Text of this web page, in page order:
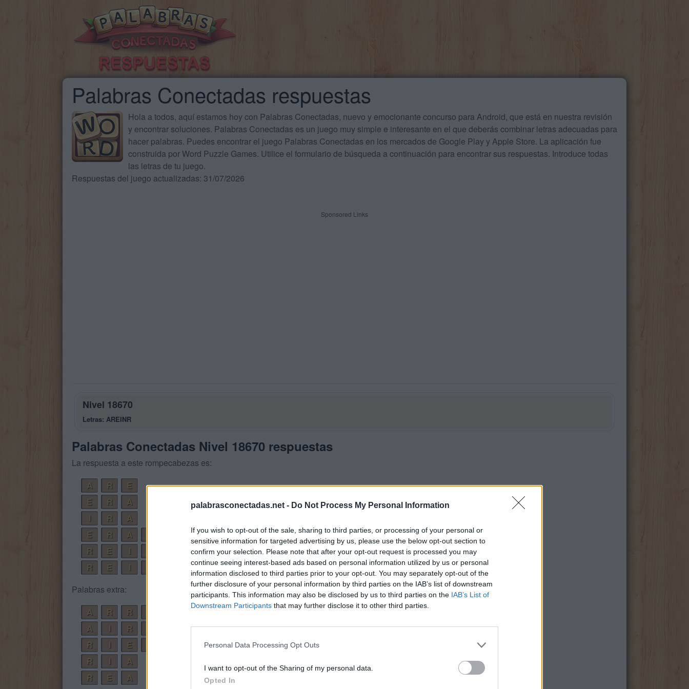
palabrasconectadas.net - Do Not Process My Personal Information
If you wish to opt-out of the sale, sharing to third parties, or processing of your personal or
sensitive information for targeted advertising by us, please use the below opt-out section to
confirm your selection. Please note that after your opt-out request is processed you may
continue seeing interest-based ads based on personal information utilized by us or personal
information disclosed to third parties prior to your opt-out. You may separately opt-out of the
further disclosure of your personal information by third parties on the IAB’s list of downstream
participants. This information may also be disclosed by us to third parties on the IAB’s List of
Downstream Participants that may further disclose it to other third parties.
Personal Data Processing Opt Outs
I want to opt-out of the Sharing of my personal data.
Opted In
Palabras Conectadas respuestas
Hola a todos, aquí estamos hoy con Palabras Conectadas, nuevo y emocionante concurso para Android, que está en nuestra revisión
y encontrar soluciones. Palabras Conectadas es un juego muy simple e interesante en el que deberás combinar letras adecuadas para
hacer palabras. Puedes encontrar el juego Palabras Conectadas en los mercados de Google Play y Apple Store. La aplicación fue
construida por Word Puzzle Games. Utilice el formulario de búsqueda a continuación para encontrar sus respuestas. Introduce todas
las letras de tu juego.
Respuestas del juego actualizadas: 31/07/2026
Sponsored Links
Nivel 18670
Letras: AREINR
Palabras Conectadas Nivel 18670 respuestas
La respuesta a este rompecabezas es:
A
R
E
E
R
A
R
A
E
R A
R
E
R
E
R
Palabras extra:
A
R R
A
R
R
E
R
A
R
E A